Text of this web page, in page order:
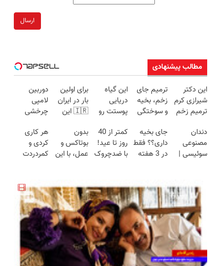
ارسال
مطالب پیشنهادی
این دکتر
شیرازی کرم
ترمیم زخم
ساخت!!!
ترمیم جای
زخم، بخیه
و سوختگی
هفته!!😍
این گیاه
دریایی
پوستت رو
میکنه
انگار20سال
جوون شدی
برای اولین
بار در ایران
🇮🇷 این
ترمیم کننده
23 روزه
ساخت!
دوربین
لامپی
چرخشی
فقط امروز
حراج شد🔥
پرداخت
دندان
مصنوعی
سوئیسی |
طبیعی!
ویزیت
رایگان+پرداخت
اقساطی😍
جای بخیه
داری؟؟ فقط
در 3 هفته
کمتر از 40
روز تا عید!
با ضدچروک
بدون
بوتاکس و
عمل، با این
جوان کن
هر کاری
کردی و
کمردردت
پرسشنامه و
دریافت راه
حل